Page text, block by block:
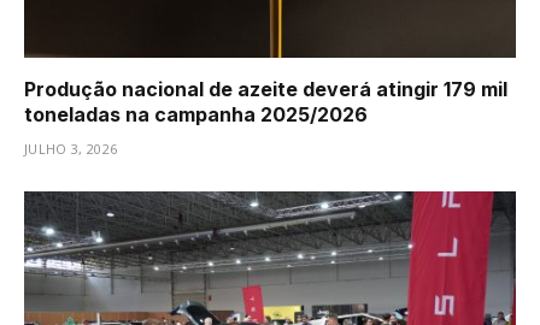
Produção nacional de azeite deverá atingir 179 mil
toneladas na campanha 2025/2026
JULHO 3, 2026